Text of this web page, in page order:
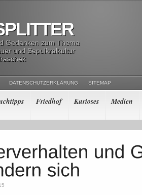
Gedanken zum Thema
und Sepulkralkultur
DATENSCHUTZERKLÄRUNG SITEMAP
Friedhof Kurioses Medien